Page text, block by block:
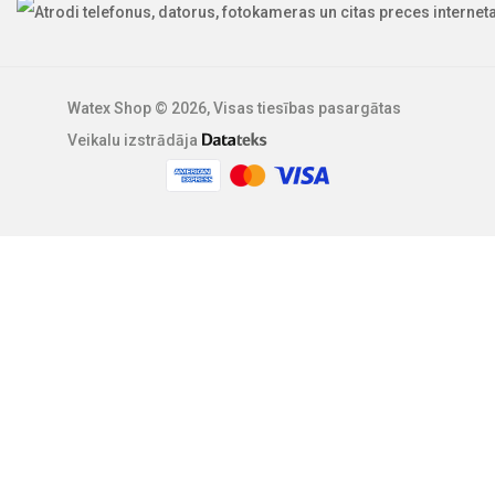
Watex Shop © 2026, Visas tiesības pasargātas
Veikalu izstrādāja